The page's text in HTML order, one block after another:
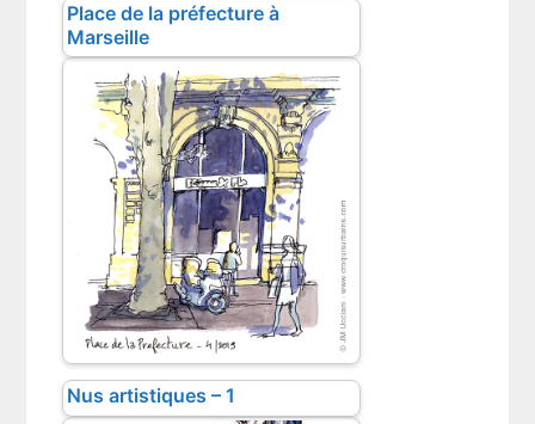
Place de la préfecture à
Marseille
Nus artistiques – 1